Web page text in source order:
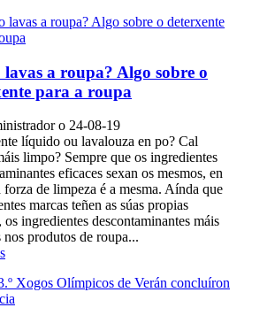
lavas a roupa? Algo sobre o
para a roupa
o 24-08-19
líquido ou lavalouza en po? Cal
limpo? Sempre que os ingredientes
eficaces sexan os mesmos, en
forza de limpeza é a mesma. Aínda que
marcas teñen as súas propias
os ingredientes descontaminantes máis
nos produtos de roupa...